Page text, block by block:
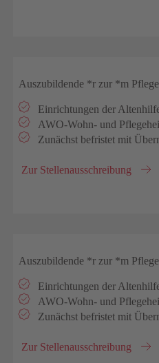
Auszubildende *r zur *m
Einrichtungen der
AWO-Wohn- und
Zunächst befristet mit
Zur Stellenausschreibung
Auszubildende *r zur *m
Einrichtungen der
AWO-Wohn- und
Zunächst befristet mit
Zur Stellenausschreibung